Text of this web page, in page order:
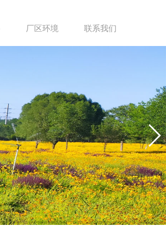
厂区环境 联系我们